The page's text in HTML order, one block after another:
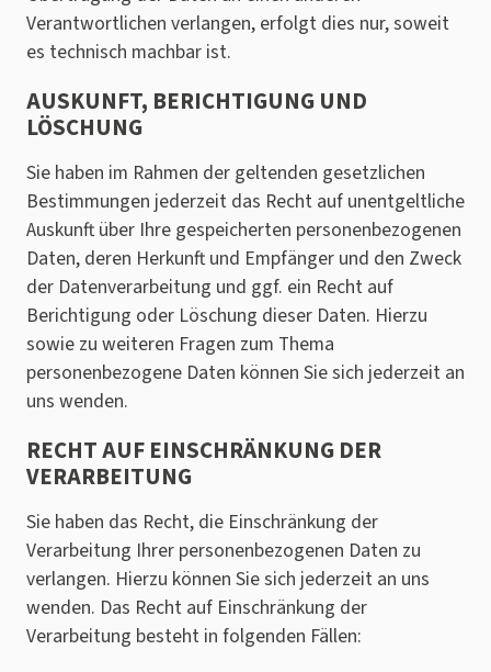
Verantwortlichen verlangen, erfolgt dies nur, soweit
es technisch machbar ist.
AUSKUNFT, BERICHTIGUNG UND
LÖSCHUNG
Sie haben im Rahmen der geltenden gesetzlichen
Bestimmungen jederzeit das Recht auf unentgeltliche
Auskunft über Ihre gespeicherten personenbezogenen
Daten, deren Herkunft und Empfänger und den Zweck
der Datenverarbeitung und ggf. ein Recht auf
Berichtigung oder Löschung dieser Daten. Hierzu
sowie zu weiteren Fragen zum Thema
personenbezogene Daten können Sie sich jederzeit an
uns wenden.
RECHT AUF EINSCHRÄNKUNG DER
VERARBEITUNG
Sie haben das Recht, die Einschränkung der
Verarbeitung Ihrer personenbezogenen Daten zu
verlangen. Hierzu können Sie sich jederzeit an uns
wenden. Das Recht auf Einschränkung der
Verarbeitung besteht in folgenden Fällen: